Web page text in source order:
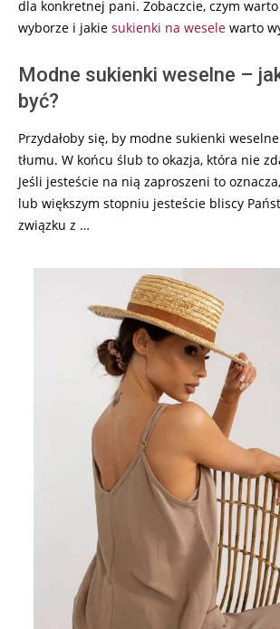
dla konkretnej pani. Zobaczcie, czym
wyborze i jakie sukienki na wesele warto
Modne sukienki weselne –
być?
Przydałoby się, by modne sukienki
tłumu. W końcu ślub to okazja, która nie
Jeśli jesteście na nią zaproszeni to
lub większym stopniu jesteście bliscy
związku z …